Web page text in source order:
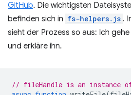
GitHub. Die wichtigsten
befinden sich in fs-helpers.js .
sieht der Prozess so aus: Ich
und erkläre ihn.
// fileHandle is an instance